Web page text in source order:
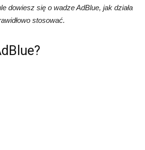
dowiesz się o wadze AdBlue, jak działa
stosować.